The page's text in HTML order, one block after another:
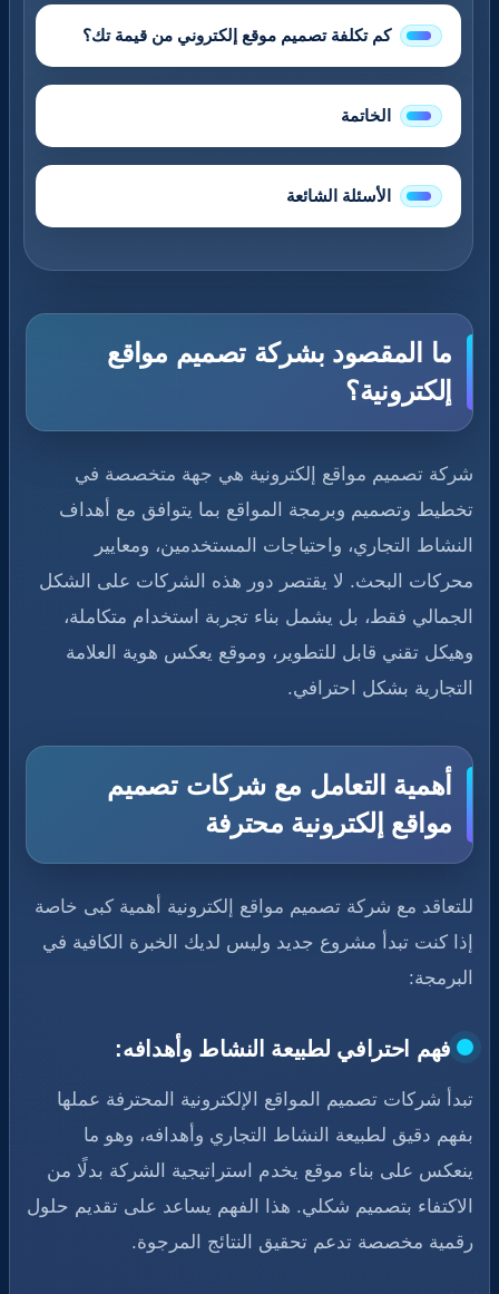
كم تكلفة تصميم موقع إلكتروني من قيمة تك؟
الخاتمة
الأسئلة الشائعة
ما المقصود بشركة تصميم مواقع
إلكترونية؟
شركة تصميم مواقع إلكترونية هي جهة متخصصة في
تخطيط وتصميم وبرمجة المواقع بما يتوافق مع أهداف
النشاط التجاري، واحتياجات المستخدمين، ومعايير
محركات البحث. لا يقتصر دور هذه الشركات على الشكل
الجمالي فقط، بل يشمل بناء تجربة استخدام متكاملة،
وهيكل تقني قابل للتطوير، وموقع يعكس هوية العلامة
التجارية بشكل احترافي.
أهمية التعامل مع شركات تصميم
مواقع إلكترونية محترفة
للتعاقد مع شركة تصميم مواقع إلكترونية أهمية كبى خاصة
إذا كنت تبدأ مشروع جديد وليس لديك الخبرة الكافية في
البرمجة:
فهم احترافي لطبيعة النشاط وأهدافه:
تبدأ شركات تصميم المواقع الإلكترونية المحترفة عملها
بفهم دقيق لطبيعة النشاط التجاري وأهدافه، وهو ما
ينعكس على بناء موقع يخدم استراتيجية الشركة بدلًا من
الاكتفاء بتصميم شكلي. هذا الفهم يساعد على تقديم حلول
رقمية مخصصة تدعم تحقيق النتائج المرجوة.